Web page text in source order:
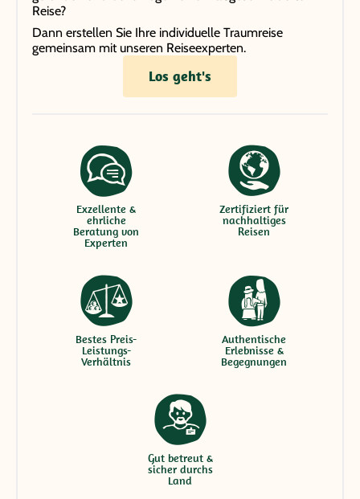
Reise?
Dann erstellen Sie Ihre individuelle Traumreise
gemeinsam mit unseren Reiseexperten.
Los geht's
Exzellente &
ehrliche
Beratung von
Experten
Zertifiziert für
nachhaltiges
Reisen
Bestes Preis-
Leistungs-
Verhältnis
Authentische
Erlebnisse &
Begegnungen
Gut betreut &
sicher durchs
Land